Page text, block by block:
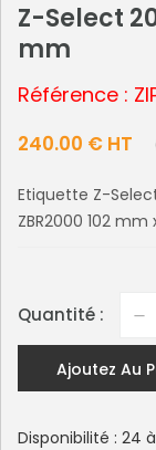
Z-Select
mm
Référence :
240.00 € HT
Etiquette Z-
ZBR2000 102
Quantité :
Ajoutez Au
Disponibilité : 24